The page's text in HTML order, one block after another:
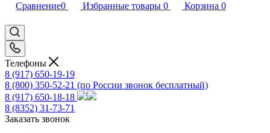
Сравнение0 Избранные товары 0 Корзина 0
Телефоны
8 (917) 650-19-19
8 (800) 350-52-21 (по России звонок бесплатный)
8 (917) 650-18-18
8 (8352) 31-73-71
Заказать звонок